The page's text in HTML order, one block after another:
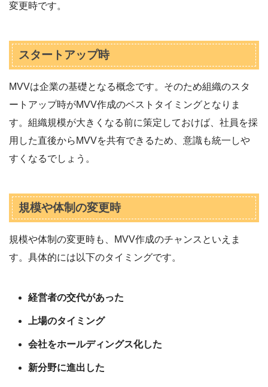
変更時です。
スタートアップ時
MVVは企業の基礎となる概念です。そのため組織のスタ
ートアップ時がMVV作成のベストタイミングとなりま
す。組織規模が大きくなる前に策定しておけば、社員を採
用した直後からMVVを共有できるため、意識も統一しや
すくなるでしょう。
規模や体制の変更時
規模や体制の変更時も、MVV作成のチャンスといえま
す。具体的には以下のタイミングです。
経営者の交代があった
上場のタイミング
会社をホールディングス化した
新分野に進出した